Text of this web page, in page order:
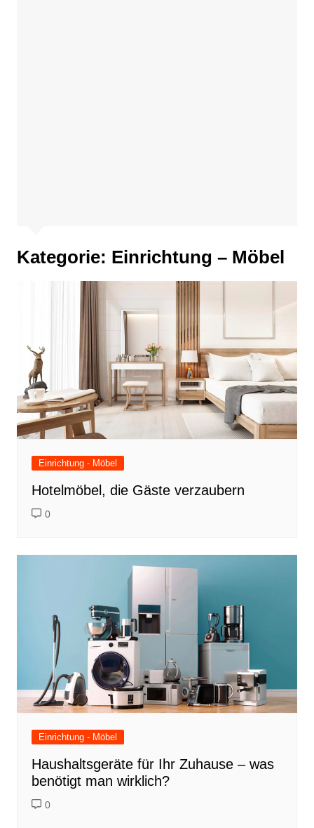
Kategorie: Einrichtung – Möbel
Einrichtung - Möbel
Hotelmöbel, die Gäste verzaubern
0
Einrichtung - Möbel
Haushaltsgeräte für Ihr Zuhause – was
benötigt man wirklich?
0